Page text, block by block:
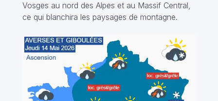
Vosges au nord des Alpes et au Massif Central,
ce qui blanchira les paysages de montagne.